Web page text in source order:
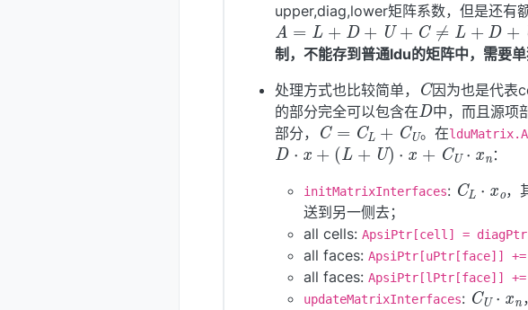
upper,diag,lower矩阵系数，但是还有
A=L+D+U+C≠L+D +U
制，不能存到普通ldu的矩阵中，需要
处理方式也比较简单，
因为也是代表
的部分完全可以包含在
D
中，而且源项
部分，
C=CL+CU
。在
D⋅x+( L+ U)⋅x +C U⋅xn
：
initMatrixInterfaces: ，
送到另一侧去；
all cells: ApsiPtr[cell] =
all faces: ApsiPtr[uPtr[face]]
all faces: ApsiPtr[lPtr[face]]
updateMatrixInterfaces:
CU⋅ xn